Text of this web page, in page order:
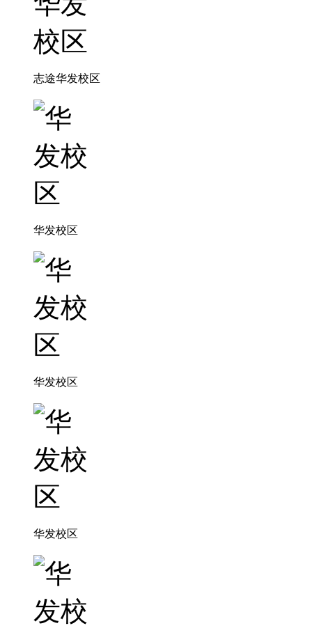
志途华发校区
华发校区
华发校区
华发校区